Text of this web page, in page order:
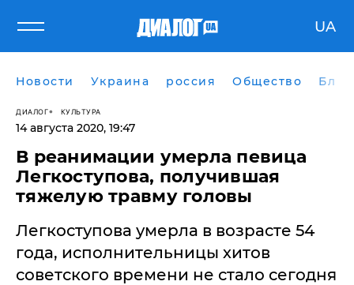
UA
Новости Украина россия Общество
ДИАЛОГ КУЛЬТУРА
14 августа 2020, 19:47
В реанимации умерла певица
Легкоступова, получившая
тяжелую травму головы
Легкоступова умерла в возрасте 54
года, исполнительницы хитов
советского времени не стало сегодня